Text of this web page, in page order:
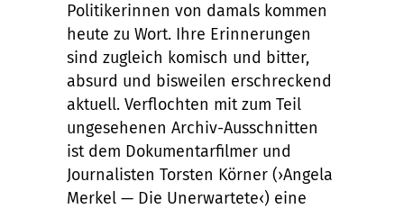
Politikerinnen von damals kommen
heute zu Wort. Ihre Erinnerungen
sind zugleich komisch und bitter,
absurd und bisweilen erschreckend
aktuell. Verflochten mit zum Teil
ungesehenen Archiv-Ausschnitten
ist dem Dokumentarfilmer und
Journalisten Torsten Körner (›Angela
Merkel — Die Unerwartete‹) eine